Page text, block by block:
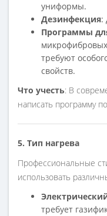
униформы.
Дезинфекция:
Программы
требуют
свойств.
Что учесть: В
написать программу
5. Тип нагрева
Профессиональные
использовать
требует